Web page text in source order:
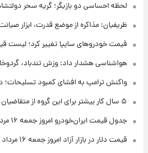
لحظه احساسی دو بازیگر؛ گریه سحر
ظریفیان: مذاکره از موضع قدرت، ابزار
قیمت خودروهای سایپا تغییر کرد؛ لیست قیمت جمعه ۱۶
هواشناسی هشدار داد: وزش تندباد، گردوخاک و رگبار
واکنش ترامپ به افشای کمبود
۵ سال کار بیشتر برای این گروه از متقاضیان بازنشستگی
جدول قیمت ایران‌خودرو امروز جمعه ۱۶ مرداد؛ قیمت‌ها تغییر کرد
قیمت دلار در بازار آزاد امروز جمعه ۱۶ مرداد ۱۴۰۵